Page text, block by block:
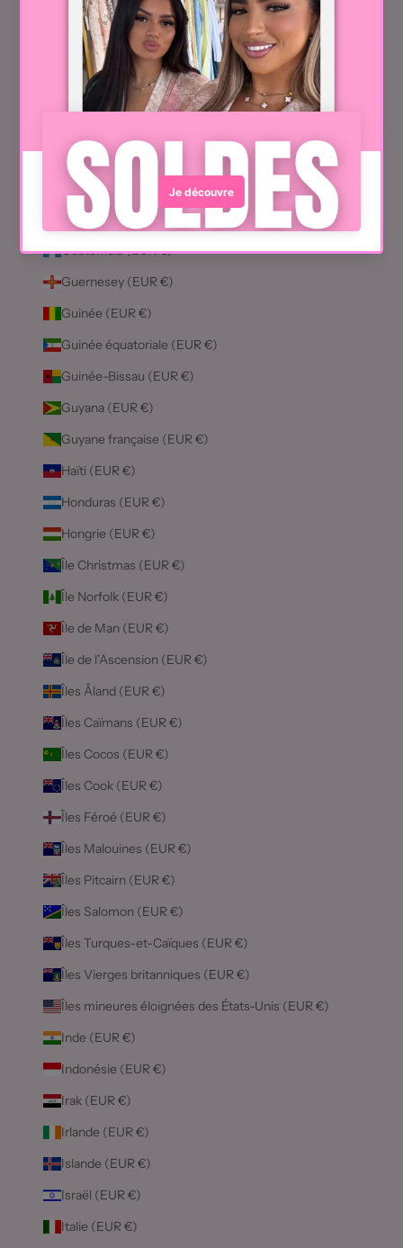
Géorgie du Sud-et-les Îles Sandwich du Sud (EUR €)
Ghana (EUR €)
Gibraltar (EUR €)
Grenade (EUR €)
Groenland (EUR €)
Guadeloupe (EUR €)
Guatemala (EUR €)
Guernesey (EUR €)
Guinée (EUR €)
Guinée équatoriale (EUR €)
Guinée-Bissau (EUR €)
Guyana (EUR €)
Guyane française (EUR €)
Haïti (EUR €)
Honduras (EUR €)
Hongrie (EUR €)
Île Christmas (EUR €)
Île Norfolk (EUR €)
Île de Man (EUR €)
Île de l’Ascension (EUR €)
Îles Åland (EUR €)
Îles Caïmans (EUR €)
Îles Cocos (EUR €)
Îles Cook (EUR €)
Îles Féroé (EUR €)
Îles Malouines (EUR €)
Îles Pitcairn (EUR €)
Îles Salomon (EUR €)
Îles Turques-et-Caïques (EUR €)
Îles Vierges britanniques (EUR €)
Îles mineures éloignées des États-Unis (EUR €)
Inde (EUR €)
Indonésie (EUR €)
Irak (EUR €)
Irlande (EUR €)
Islande (EUR €)
Israël (EUR €)
Italie (EUR €)